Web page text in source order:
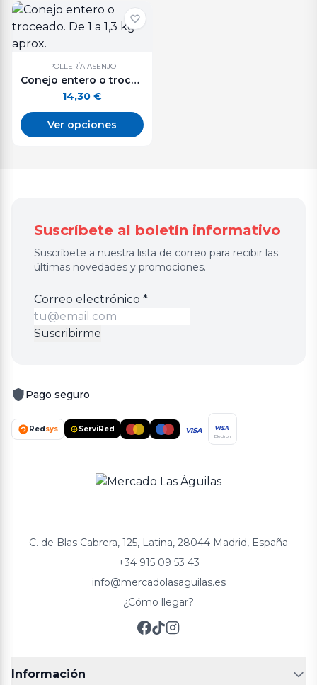
POLLERÍA ASENJO
Conejo entero o troceado. De 1 a 1,3 kg aprox.
14,30 €
Ver opciones
Suscríbete al boletín informativo
Suscríbete a nuestra lista de correo para recibir las
últimas novedades y promociones.
Correo
electrónico
Correo electrónico *
Suscribirme
Pago seguro
Redsys ServiRed VISA VISA
Electron
C. de Blas Cabrera, 125, Latina, 28044 Madrid, España
+34 915 09 53 43
info@mercadolasaguilas.es
¿Cómo llegar?
Información